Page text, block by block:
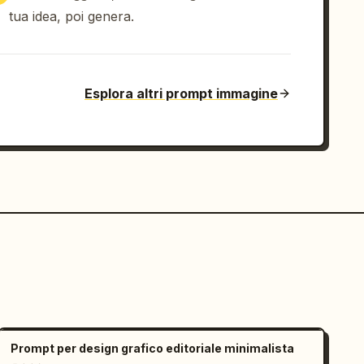
tua idea, poi genera.
Esplora altri prompt immagine
Prompt per design grafico editoriale minimalista